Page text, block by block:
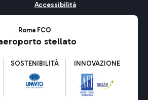
Accessibilità
Roma FCO
stellato
SOSTENIBILITÀ INNOVAZIONE